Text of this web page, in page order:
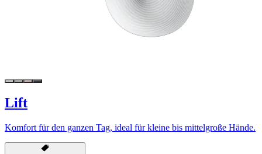
Lift
Komfort für den ganzen Tag, ideal für kleine bis mittelgroße Hände.